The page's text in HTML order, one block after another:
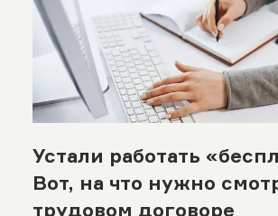
Устали работать
Вот, на что нужно
трудовом договоре